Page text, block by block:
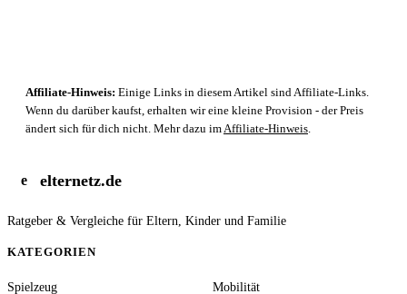
Affiliate-Hinweis: Einige Links in diesem Artikel sind Affiliate-Links.
Wenn du darüber kaufst, erhalten wir eine kleine Provision - der Preis
ändert sich für dich nicht. Mehr dazu imAffiliate-Hinweis.
e elternetz.de
Ratgeber & Vergleiche für Eltern, Kinder und Familie
KATEGORIEN
Spielzeug Mobilität